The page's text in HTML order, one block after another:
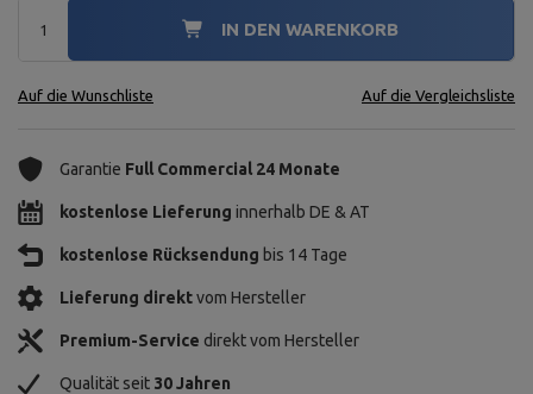
IN DEN WARENKORB
Auf die Wunschliste Auf die Vergleichsliste
Garantie Full Commercial 24 Monate
kostenlose Lieferung innerhalb DE & AT
kostenlose Rücksendung bis 14 Tage
Lieferung direktvom Hersteller
Premium-Service direkt vom Hersteller
Qualität seit 30 Jahren